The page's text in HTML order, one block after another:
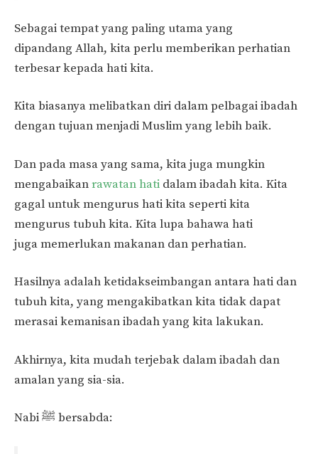
Sebagai tempat yang paling utama yang
dipandang Allah, kita perlu memberikan perhatian
terbesar kepada hati kita.
Kita biasanya melibatkan diri dalam pelbagai ibadah
dengan tujuan menjadi Muslim yang lebih baik.
Dan pada masa yang sama, kita juga mungkin
mengabaikanrawatan hati dalam ibadah kita. Kita
gagal untuk mengurus hati kita seperti kita
mengurus tubuh kita. Kita lupa bahawa hati
juga memerlukan makanan dan perhatian.
Hasilnya adalah ketidakseimbangan antara hati dan
tubuh kita, yang mengakibatkan kita tidak dapat
merasai kemanisan ibadah yang kita lakukan.
Akhirnya, kita mudah terjebak dalam ibadah dan
amalan yang sia-sia.
Nabi ﷺ bersabda: